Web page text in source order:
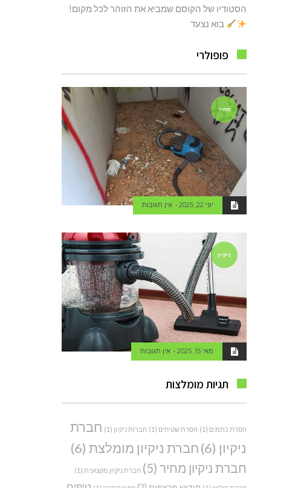
הסטודיו של הקוסם שמביא את הזוהר לכל מקום!
בוא נצעד
פופולרי
מחיר
יוני 22, 2025 אין תגובות
ניקיון
מאי 15, 2025 אין תגובות
תגיות מומלצות
הסרת כתמים (1) הסרת שטיחים (1) חברות ניקיון (1)
חברת
ניקיון (6) חברת ניקיון מומלצת (6)
חברת ניקיון מחיר (5) חברת ניקיון מקצועית (1)